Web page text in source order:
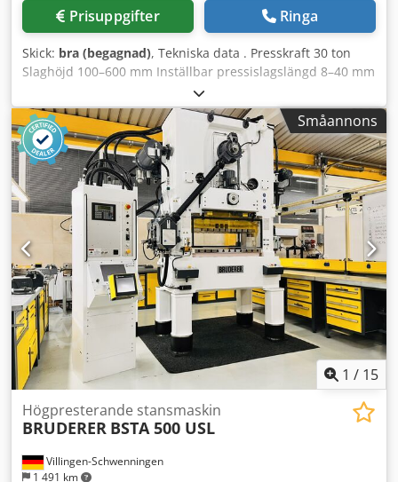
Prisuppgifter Ringa
Skick: bra (begagnad), Tekniska data . Presskraft 30 ton
Slaghöjd 100–600 mm Inställbar pressislagslängd 8–40 mm
Inbyggnadshöjd 200 mm Cjdpezg Tfksfx Ai Tsrf . Flera
rullmatare i lager upp till 300 kg . . Löpande inköp av tyska
begagnade maskiner utan NC- eller CNC-styrningSmåannons
1 / 15
Villingen-Schwenningen
1 491 km
Högpresterande stansmaskin
BRUDERER BSTA 500 USL